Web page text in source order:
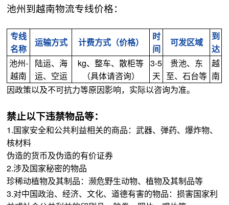
池州到越南物流专线价格：
专线
名称
运输方式 计费方式（价格）
时
间
可发区域
到
达
池州-
越南
陆运、海
运、空运
kg、整车、散柜等
（具体请咨询）
3-5
天
贵池、东
至、石台等
越
南
因政策以及不可抗力等原因影响，实际以咨询为准。
禁止以下违禁物品等：
1.国家安全和公共利益相关的商品：武器、弹药、爆炸物、
核材料
伪造的货币及伪造的有价证券
2.涉及国家秘密的物品
珍稀动植物及其制品：濒危野生动物、植物及其制品等
3.对中国政治、经济、文化、道德有害的物品：损害国家利